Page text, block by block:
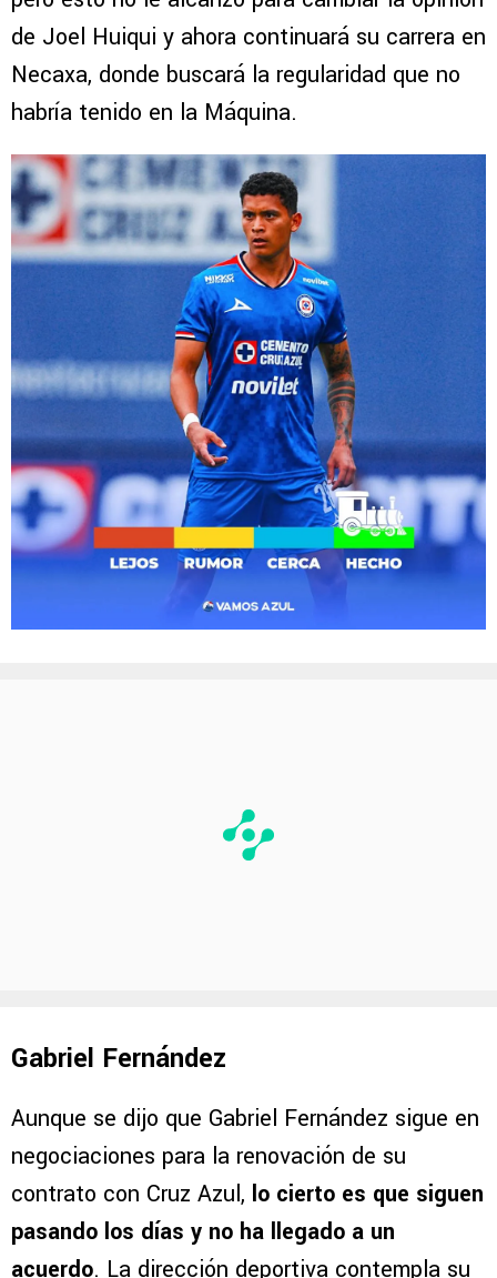
de Joel Huiqui y ahora continuará su carrera en
Necaxa, donde buscará la regularidad que no
habría tenido en la Máquina.
Gabriel Fernández
Aunque se dijo que Gabriel Fernández sigue en
negociaciones para la renovación de su
contrato con Cruz Azul, lo cierto es que siguen
pasando los días y no ha llegado a un
acuerdo. La dirección deportiva contempla su